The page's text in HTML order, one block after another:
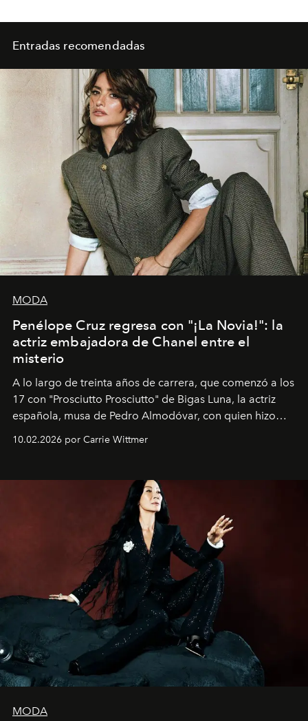
Entradas recomendadas
MODA
Penélope Cruz regresa con "¡La Novia!": la
actriz embajadora de Chanel entre el
misterio
A lo largo de treinta años de carrera, que comenzó a los
17 con "Prosciutto Prosciutto" de Bigas Luna, la actriz
española, musa de Pedro Almodóvar, con quien hizo
Barcelona", ha dividido su tiempo entre Europa y
dirigida por Maggie Gyllenhaal.
10.02.2026 por Carrie Wittmer
MODA